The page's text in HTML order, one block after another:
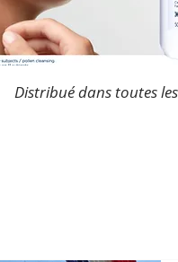
Distribué dans toutes